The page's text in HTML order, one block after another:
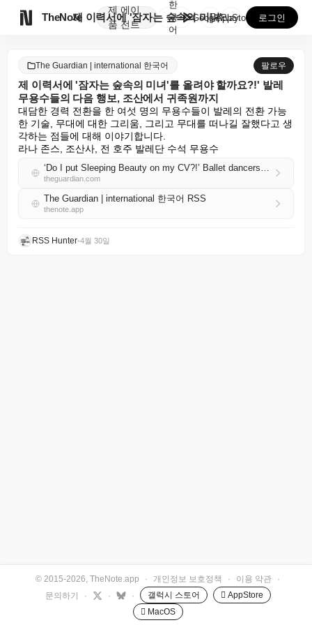
TheNote
제
품
에이
전트
제 이력서에 '잠자는 숲속의 미녀'를 올려야 할까요?!...
한
국
어
GooglePlay
AppStore 로그인
The Guardian | international 한국어 팔로우
제 이력서에 '잠자는 숲속의 미녀'를 올려야 할까요?!' 발레
무용수들의 다음 행보, 조산에서 귀족원까지
대담한 경력 전환을 한 여섯 명의 무용수들이 발레의 전환 가능
한 기술, 무대에 대한 그리움, 그리고 무대를 떠나길 잘했다고 생
각하는 점들에 대해 이야기합니다.
라나 존스, 조산사, 전 호주 발레단 수석 무용수
‘Do I put Sleeping Beauty on my CV?!’ Ballet dancers on their next steps, from midwifery to the House of Lords
theguardian.com
The Guardian | international 한국어 RSS
thenote.app
RSS Hunter•4월 30일
© 2015-2026, TheNote.app · 개인정보 보호정책 · 이용 약관
·
문의하기
· · · 갤럭시 스토어
 AppStore
 MacOS